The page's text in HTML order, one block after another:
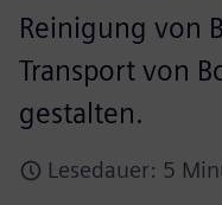
Reinigung von
Transport von
gestalten.
Lesedauer: 5